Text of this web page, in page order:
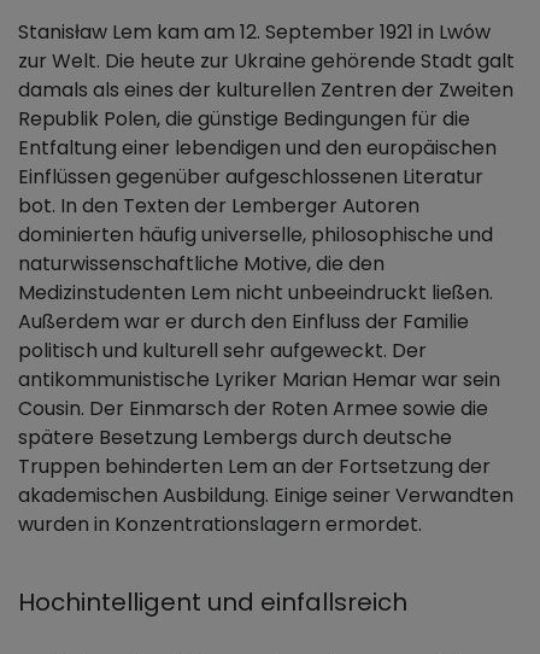
Stanisław Lem kam am 12. September 1921 in Lwów
zur Welt. Die heute zur Ukraine gehörende Stadt galt
damals als eines der kulturellen Zentren der Zweiten
Republik Polen, die günstige Bedingungen für die
Entfaltung einer lebendigen und den europäischen
Einflüssen gegenüber aufgeschlossenen Literatur
bot. In den Texten der Lemberger Autoren
dominierten häufig universelle, philosophische und
naturwissenschaftliche Motive, die den
Medizinstudenten Lem nicht unbeeindruckt ließen.
Außerdem war er durch den Einfluss der Familie
politisch und kulturell sehr aufgeweckt. Der
antikommunistische Lyriker Marian Hemar war sein
Cousin. Der Einmarsch der Roten Armee sowie die
spätere Besetzung Lembergs durch deutsche
Truppen behinderten Lem an der Fortsetzung der
akademischen Ausbildung. Einige seiner Verwandten
wurden in Konzentrationslagern ermordet.
Hochintelligent und einfallsreich